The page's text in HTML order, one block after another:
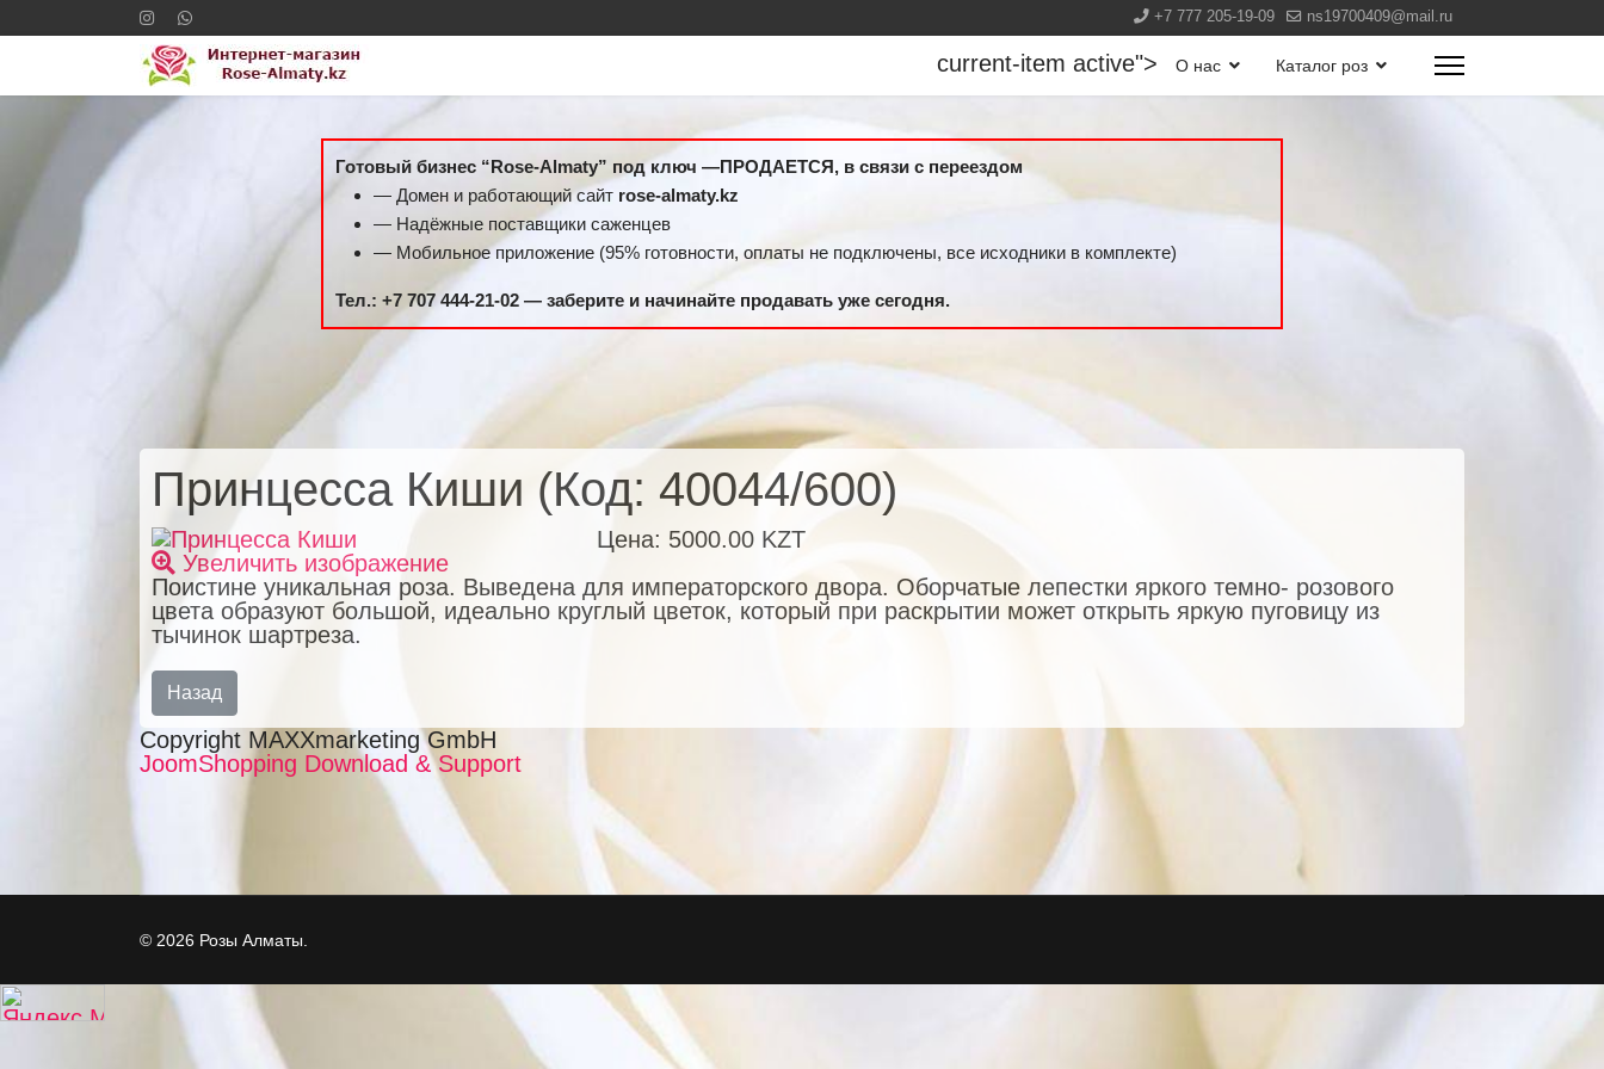
+7 777 205-19-09 ns19700409@mail.ru
current-item active"> О нас Каталог роз
Готовый бизнес “Rose-Almaty” под ключ —ПРОДАЕТСЯ, в связи с переездом
— Домен и работающий сайт rose-almaty.kz
— Надёжные поставщики саженцев
— Мобильное приложение (95% готовности, оплаты не подключены, все исходники в комплекте)
Тел.: +7 707 444-21-02 — заберите и начинайте продавать уже сегодня.
Принцесса Киши (Код: 40044/600)
Увеличить изображение
Цена: 5000.00 KZT
Поистине уникальная роза. Выведена для императорского двора. Оборчатые лепестки яркого темно- розового
цвета образуют большой, идеально круглый цветок, который при раскрытии может открыть яркую пуговицу из
тычинок шартреза.
Copyright MAXXmarketing GmbH
JoomShopping Download & Support
© 2026 Розы Алматы.